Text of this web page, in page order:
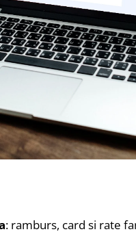
: ramburs, card si rate